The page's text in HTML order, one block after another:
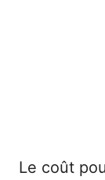
Le coût